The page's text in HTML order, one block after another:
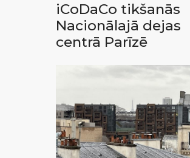
iCoDaCo tikšanās
Nacionālajā dejas
centrā Parīzē